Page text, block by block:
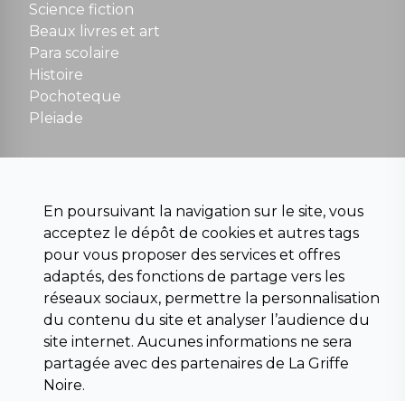
Science fiction
Beaux livres et art
Para scolaire
Histoire
Pochoteque
Pleiade
INFORMATIONS
Droit de rétractation
Conditions générales de vente
Mentions légales
Horaires d'ouverture
La librairie
Politique de confidentialité
Copyright © 2026 La Griffe Noire, tous
En poursuivant la navigation sur le site, vous
acceptez le dépôt de cookies et autres tags
pour vous proposer des services et offres
adaptés, des fonctions de partage vers les
réseaux sociaux, permettre la personnalisation
du contenu du site et analyser l’audience du
site internet. Aucunes informations ne sera
partagée avec des partenaires de La Griffe
Noire.